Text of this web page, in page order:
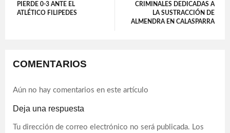
PIERDE 0-3 ANTE EL
ATLÉTICO FILIPEDES
CRIMINALES DEDICADAS A
LA SUSTRACCIÓN DE
ALMENDRA EN CALASPARRA
COMENTARIOS
Aún no hay comentarios en este artículo
Deja una respuesta
Tu dirección de correo electrónico no será publicada. Los